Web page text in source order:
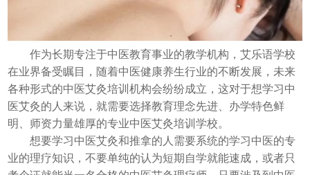
作为长期专注于中医教育事业的教学机构，艾乐语学校
在业界备受瞩目，随着中医健康养生行业的不断发展，未来
各种形式的中医艾灸培训机构会纷纷成立，这对于想学习中
医艾灸的人来说，就需要选择教育理念先进、办学特色鲜
明、师资力量雄厚的专业中医艾灸培训学校。
想要学习中医艾灸和推拿的人需要系统的学习中医的专
业的理疗知识，不要单纯的认为短期自学就能速成，或者只